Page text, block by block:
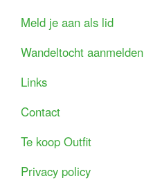
Meld je aan als lid
Wandeltocht aanmelden
Links
Contact
Te koop Outfit
Privacy policy